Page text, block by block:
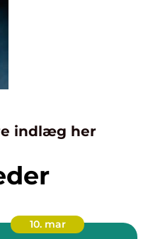
indlæg her
10. mar